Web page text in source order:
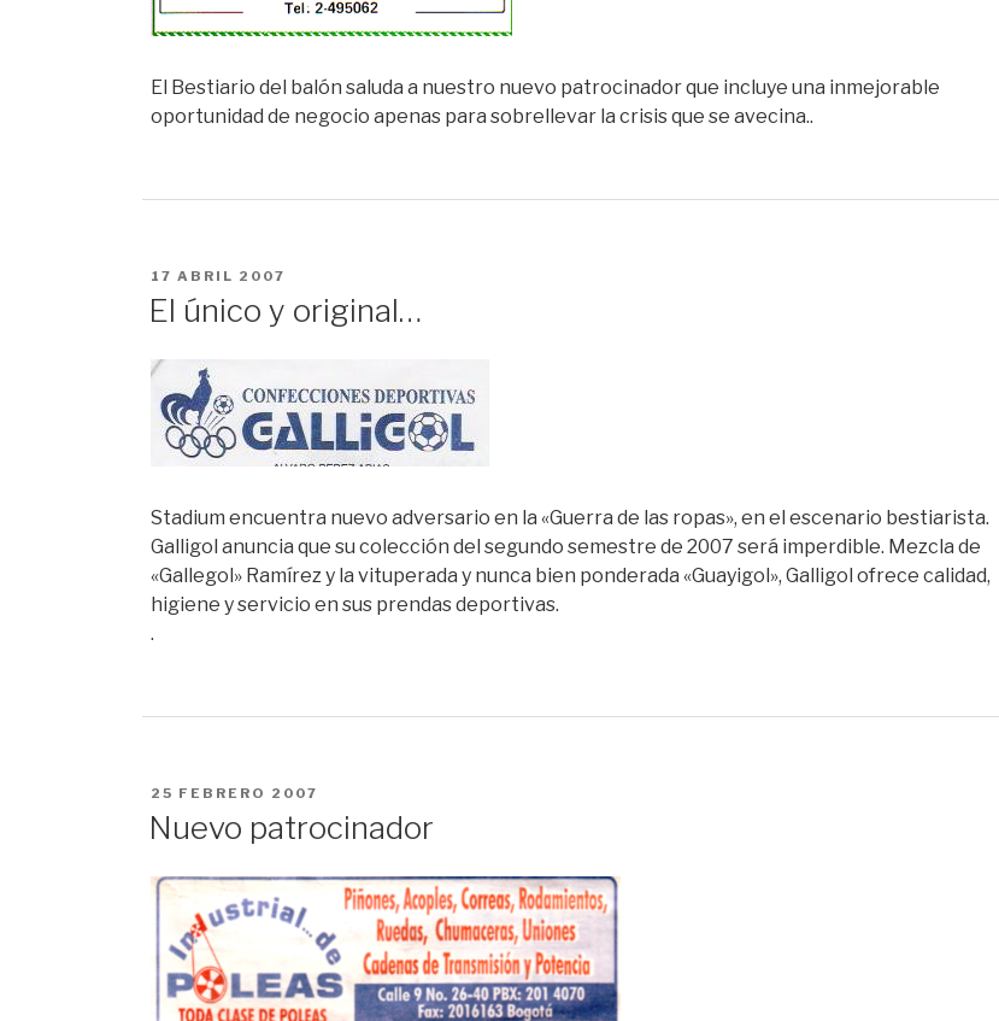
El Bestiario del balón saluda a nuestro nuevo patrocinador que incluye una inmejorable
oportunidad de negocio apenas para sobrellevar la crisis que se avecina..
PUBLICADO
17 ABRIL 2007
El único y original…
Stadium encuentra nuevo adversario en la «Guerra de las ropas», en el escenario bestiarista.
Galligol anuncia que su colección del segundo semestre de 2007 será imperdible. Mezcla de
«Gallegol» Ramírez y la vituperada y nunca bien ponderada «Guayigol», Galligol ofrece calidad,
higiene y servicio en sus prendas deportivas.
.
PUBLICADO
EN
25 FEBRERO 2007
Nuevo patrocinador